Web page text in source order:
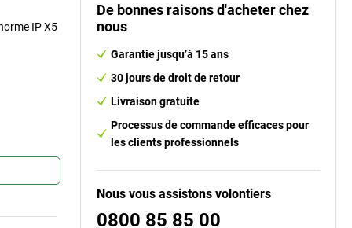
IP X5
De bonnes raisons d'acheter chez
nous
Garantie jusqu’à 15 ans
30 jours de droit de retour
Livraison gratuite
Processus de commande efficaces pour
les clients professionnels
Nous vous assistons volontiers
0800 85 85 00